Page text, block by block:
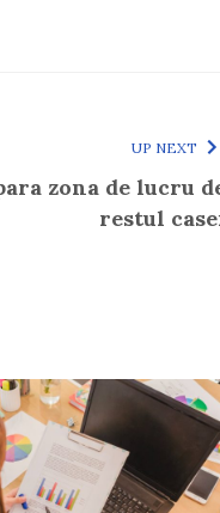
UP NEXT
zona de lucru
restul